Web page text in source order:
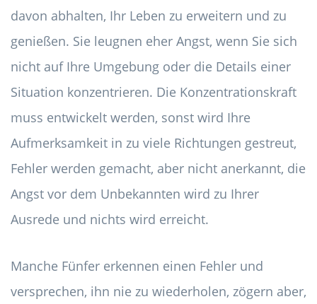
davon abhalten, Ihr Leben zu erweitern und zu
genießen. Sie leugnen eher Angst, wenn Sie sich
nicht auf Ihre Umgebung oder die Details einer
Situation konzentrieren. Die Konzentrationskraft
muss entwickelt werden, sonst wird Ihre
Aufmerksamkeit in zu viele Richtungen gestreut,
Fehler werden gemacht, aber nicht anerkannt, die
Angst vor dem Unbekannten wird zu Ihrer
Ausrede und nichts wird erreicht.
Manche Fünfer erkennen einen Fehler und
versprechen, ihn nie zu wiederholen, zögern aber,